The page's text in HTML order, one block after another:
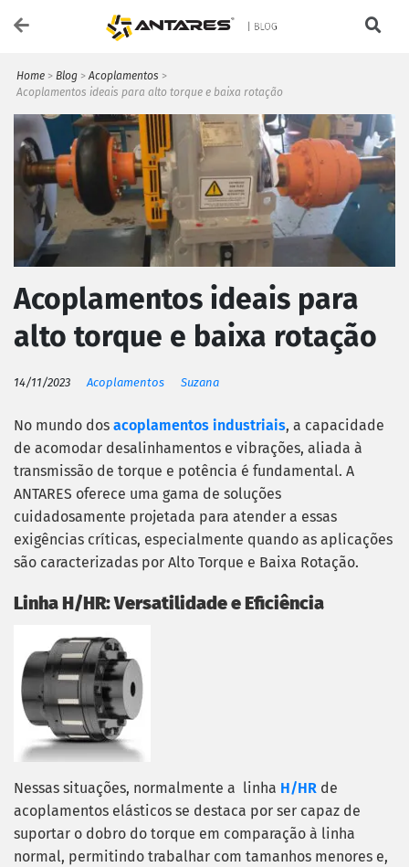
Home > Blog > Acoplamentos >
Acoplamentos ideais para alto torque e baixa rotação
Acoplamentos ideais para
alto torque e baixa rotação
14/11/2023 Acoplamentos Suzana
No mundo dos acoplamentos industriais, a capacidade
de acomodar desalinhamentos e vibrações, aliada à
transmissão de torque e potência é fundamental. A
ANTARES oferece uma gama de soluções
cuidadosamente projetada para atender a essas
exigências críticas, especialmente quando as aplicações
são caracterizadas por Alto Torque e Baixa Rotação.
Linha H/HR: Versatilidade e Eficiência
Nessas situações, normalmente a linha H/HR de
acoplamentos elásticos se destaca por ser capaz de
suportar o dobro do torque em comparação à linha
normal, permitindo trabalhar com tamanhos menores e,